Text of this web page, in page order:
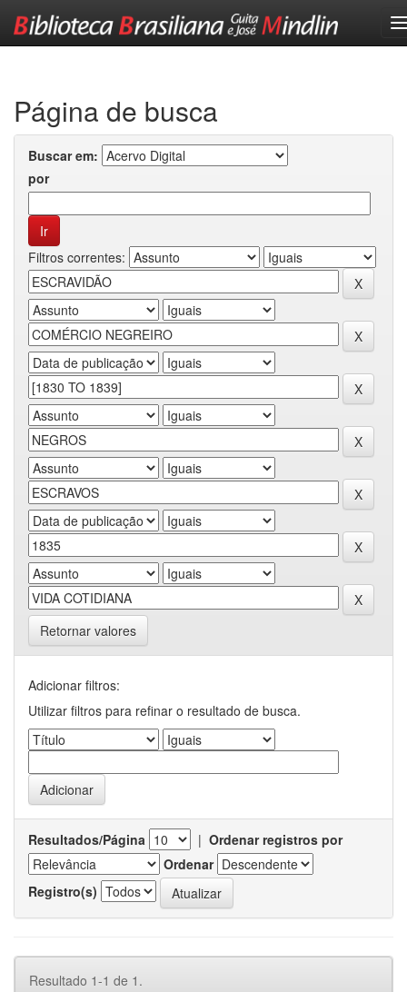
Página de busca
Buscar em:
por
Filtros correntes:
Retornar valores
Adicionar filtros:
Utilizar filtros para refinar o resultado de busca.
Resultados/Página | Ordenar registros por
Ordenar
Registro(s)
Resultado 1-1 de 1.